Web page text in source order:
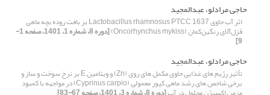
حاجی مرادلو، عبدالمجید
اثر آب حاوی Lactobacillus rhamnosus PTCC 1637 بر بافت روده بچه ماهی
قزل‌آلای رنگین‌کمان (Oncorhynchus mykiss) [دوره 8، شماره 1، 1401، صفحه 1-
9]
حاجی مرادلو، عبدالمجید
تأثیر رژیم های غذایی حاوی مکمل های روی (Zn) و ویتامین E بر نرخ سوخت و ساز و
برخی شاخص های رشد ماهی کپور معمولی (Cyprinus carpio) در مواجهه با کمبود